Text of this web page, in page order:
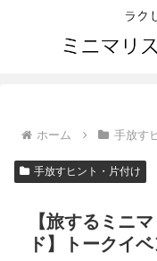
ホーム 手放す
手放すヒント・片付け
【旅するミニ
ド】トークイ